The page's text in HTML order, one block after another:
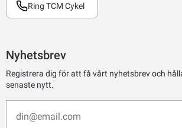
Ring TCM Cykel
Nyhetsbrev
Registrera dig för att få vårt nyhetsbrev och
senaste nytt.